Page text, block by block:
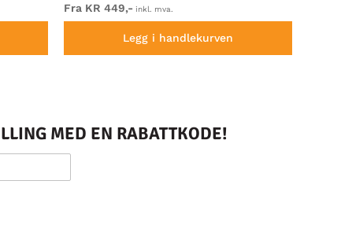
Fra KR 449,- inkl. mva.
Legg i handlekurven
MED EN RABATTKODE!